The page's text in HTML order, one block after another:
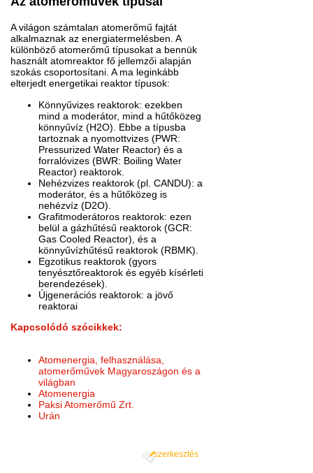
A világon számtalan atomerőmű fajtát
alkalmaznak az energiatermelésben. A
különböző atomerőmű típusokat a bennük
használt atomreaktor fő jellemzői alapján
szokás csoportosítani. A ma leginkább
elterjedt energetikai reaktor típusok:
Könnyűvizes reaktorok: ezekben
mind a moderátor, mind a hűtőközeg
könnyűvíz (H2O). Ebbe a típusba
tartoznak a nyomottvizes (PWR:
Pressurized Water Reactor) és a
forralóvizes (BWR: Boiling Water
Reactor) reaktorok.
Nehézvizes reaktorok (pl. CANDU): a
moderátor, és a hűtőközeg is
nehézvíz (D2O).
Grafitmoderátoros reaktorok: ezen
belül a gázhűtésű reaktorok (GCR:
Gas Cooled Reactor), és a
könnyűvízhűtésű reaktorok (RBMK).
Egzotikus reaktorok (gyors
tenyésztőreaktorok és egyéb kísérleti
berendezések).
Újgenerációs reaktorok: a jövő
reaktorai
Kapcsolódó szócikkek:
Atomenergia, felhasználása,
atomerőművek Magyaroszágon és a
világban
Atomenergia
Paksi Atomerőmű Zrt.
Urán
szerkesztés